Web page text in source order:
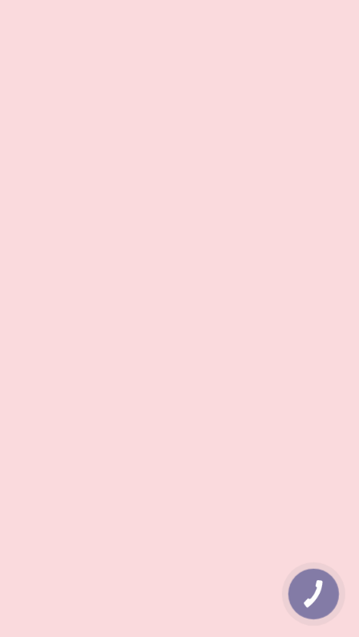
КНОПКА
ЗВ'ЯЗКУ